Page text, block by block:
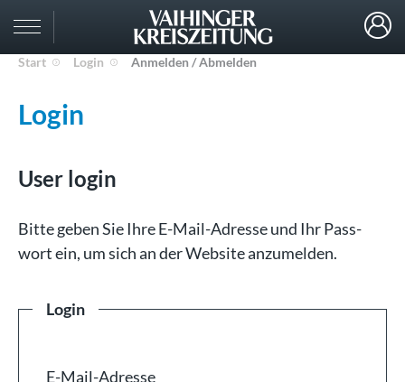
Start Login Anmelden / Abmelden
Login
User login
Bit­te ge­ben Sie Ih­re E-Mail-Adresse und Ihr Pass­
wort ein, um sich an der Web­site an­zu­mel­den.
Login
E-Mail-Adresse